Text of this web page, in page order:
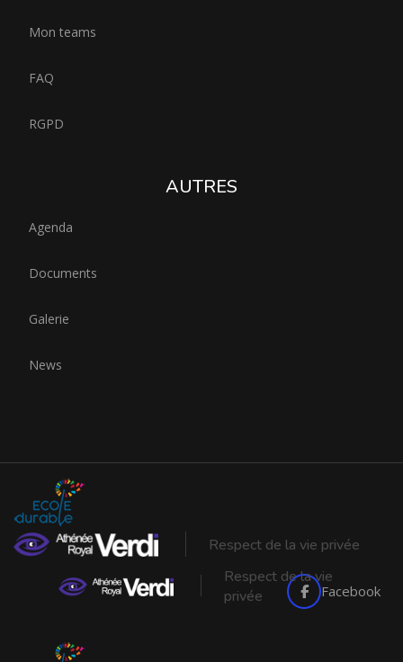
Mon teams
FAQ
RGPD
AUTRES
Agenda
Documents
Galerie
News
Respect de la vie privée
Facebook
Respect de la vie
privée